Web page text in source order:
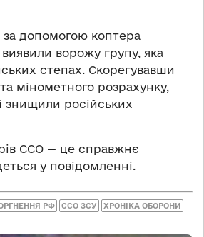
за допомогою коптера
ворожу групу, яка
степах. Скорегувавши
мінометного розрахунку,
знищили російських
ССО — це справжнє
у повідомленні.
РФ ССО ЗСУ ХРОНІКА ОБОРОНИ